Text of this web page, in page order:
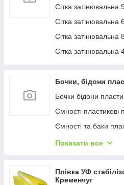
Сітка затінювальна
Сітка затінювальна
Сітка затінювальна
Сітка затінювальна
Бочки, бідони
Бочки бідони
Ємності пластикові
Ємності та баки
Ємності пластикові
Показати все
Плівка УФ
Кременчуг